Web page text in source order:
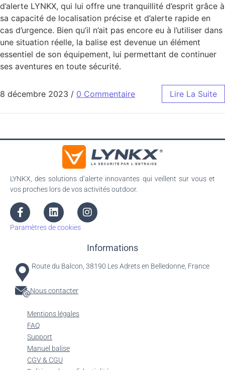
d’alerte LYNKX, qui lui offre une tranquillité d’esprit grâce à
sa capacité de localisation précise et d’alerte rapide en
cas d’urgence. Bien qu’il n’ait pas encore eu à l’utiliser dans
une situation réelle, la balise est devenue un élément
essentiel de son équipement, lui permettant de continuer
ses aventures en toute sécurité.
8 décembre 2023 / 0 Commentaire Lire La Suite
LYNKX, des solutions d’alerte innovantes qui veillent sur vous et
vos proches lors de vos activités outdoor.
Paramètres de cookies
Informations
Route du Balcon, 38190 Les Adrets en Belledonne, France
Nous contacter
Mentions légales
FAQ
Support
Manuel balise
CGV & CGU